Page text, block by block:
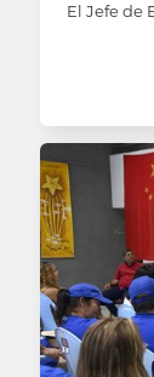
El Jefe de